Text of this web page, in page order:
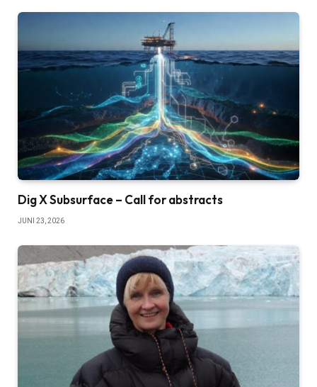
Dig X Subsurface – Call for abstracts
JUNI 23, 2026